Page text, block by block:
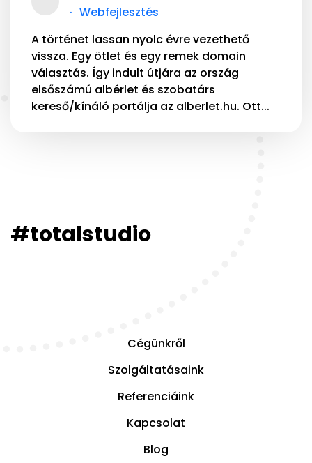
Webfejlesztés
A történet lassan nyolc évre vezethető
vissza. Egy ötlet és egy remek domain
választás. Így indult útjára az ország
elsőszámú albérlet és szobatárs
kereső/kínáló portálja az alberlet.hu. Ott...
#totalstudio
Cégünkről
Szolgáltatásaink
Referenciáink
Kapcsolat
Blog